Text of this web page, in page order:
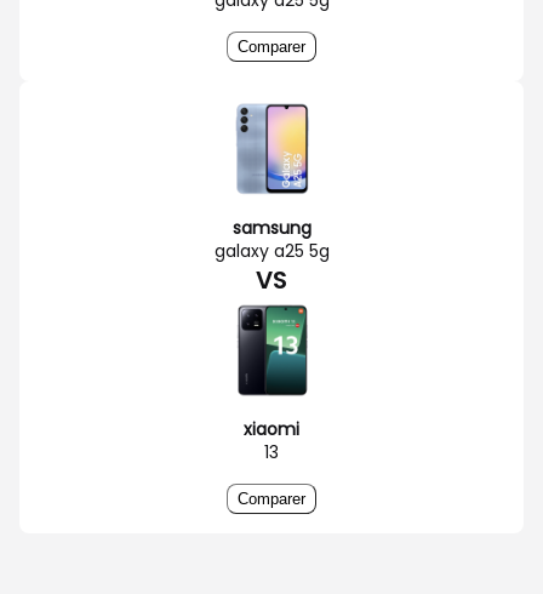
Comparer
samsung
galaxy a25 5g
VS
xiaomi
13
Comparer